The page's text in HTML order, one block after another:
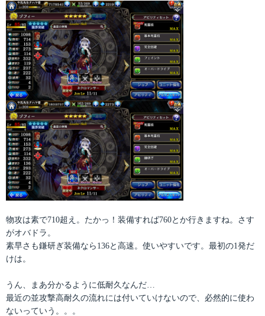
物攻は素で710超え。たかっ！装備すれば760とか行きますね。さす
がオバドラ。
素早さも鎌研ぎ装備なら136と高速。使いやすいです。最初の1発だ
けは。
うん、まあ分かるように低耐久なんだ…
最近の並攻撃高耐久の流れには付いていけないので、必然的に使わ
ないっていう。。。